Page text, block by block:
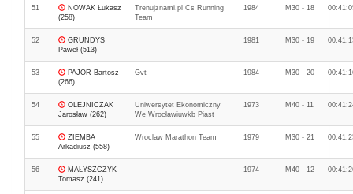
51
NOWAK Łukasz
(258)
Trenujznami.pl Cs Running
Team
1984 M30 - 18
52
GRUNDYS
Paweł (513)
1981 M30 - 19
53
PAJOR Bartosz
(266)
Gvt 1984 M30 - 20
54
OLEJNICZAK
Jarosław (262)
Uniwersytet Ekonomiczny
We Wrocławiuwkb Piast
1973 M40 - 11
55
ZIEMBA
Arkadiusz (558)
Wroclaw Marathon Team 1979 M30 - 21
56
MAŁYSZCZYK
Tomasz (241)
1974 M40 - 12